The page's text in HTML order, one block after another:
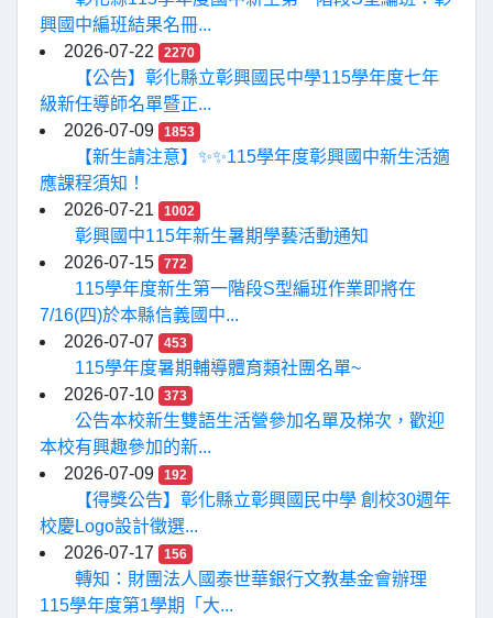
興國中編班結果名冊...
2026-07-22
2270
【公告】彰化縣立彰興國民中學115學年度七年
級新任導師名單暨正...
2026-07-09
1853
【新生請注意】✨✨115學年度彰興國中新生活適
應課程須知！
2026-07-21
1002
彰興國中115年新生暑期學藝活動通知
2026-07-15
772
115學年度新生第一階段S型編班作業即將在
7/16(四)於本縣信義國中...
2026-07-07
453
115學年度暑期輔導體育類社團名單~
2026-07-10
373
公告本校新生雙語生活營參加名單及梯次，歡迎
本校有興趣參加的新...
2026-07-09
192
【得獎公告】彰化縣立彰興國民中學 創校30週年
校慶Logo設計徵選...
2026-07-17
156
轉知：財團法人國泰世華銀行文教基金會辦理
115學年度第1學期「大...